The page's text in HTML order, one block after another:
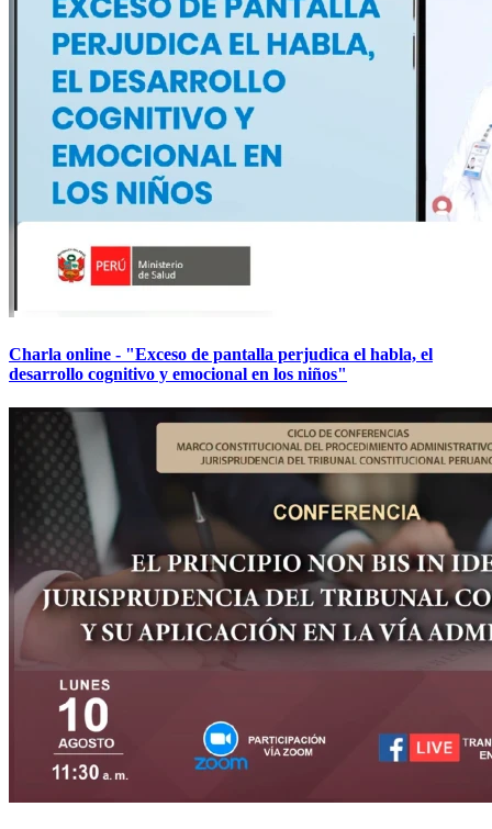
Charla online - "Exceso de pantalla perjudica el habla, el
desarrollo cognitivo y emocional en los niños"